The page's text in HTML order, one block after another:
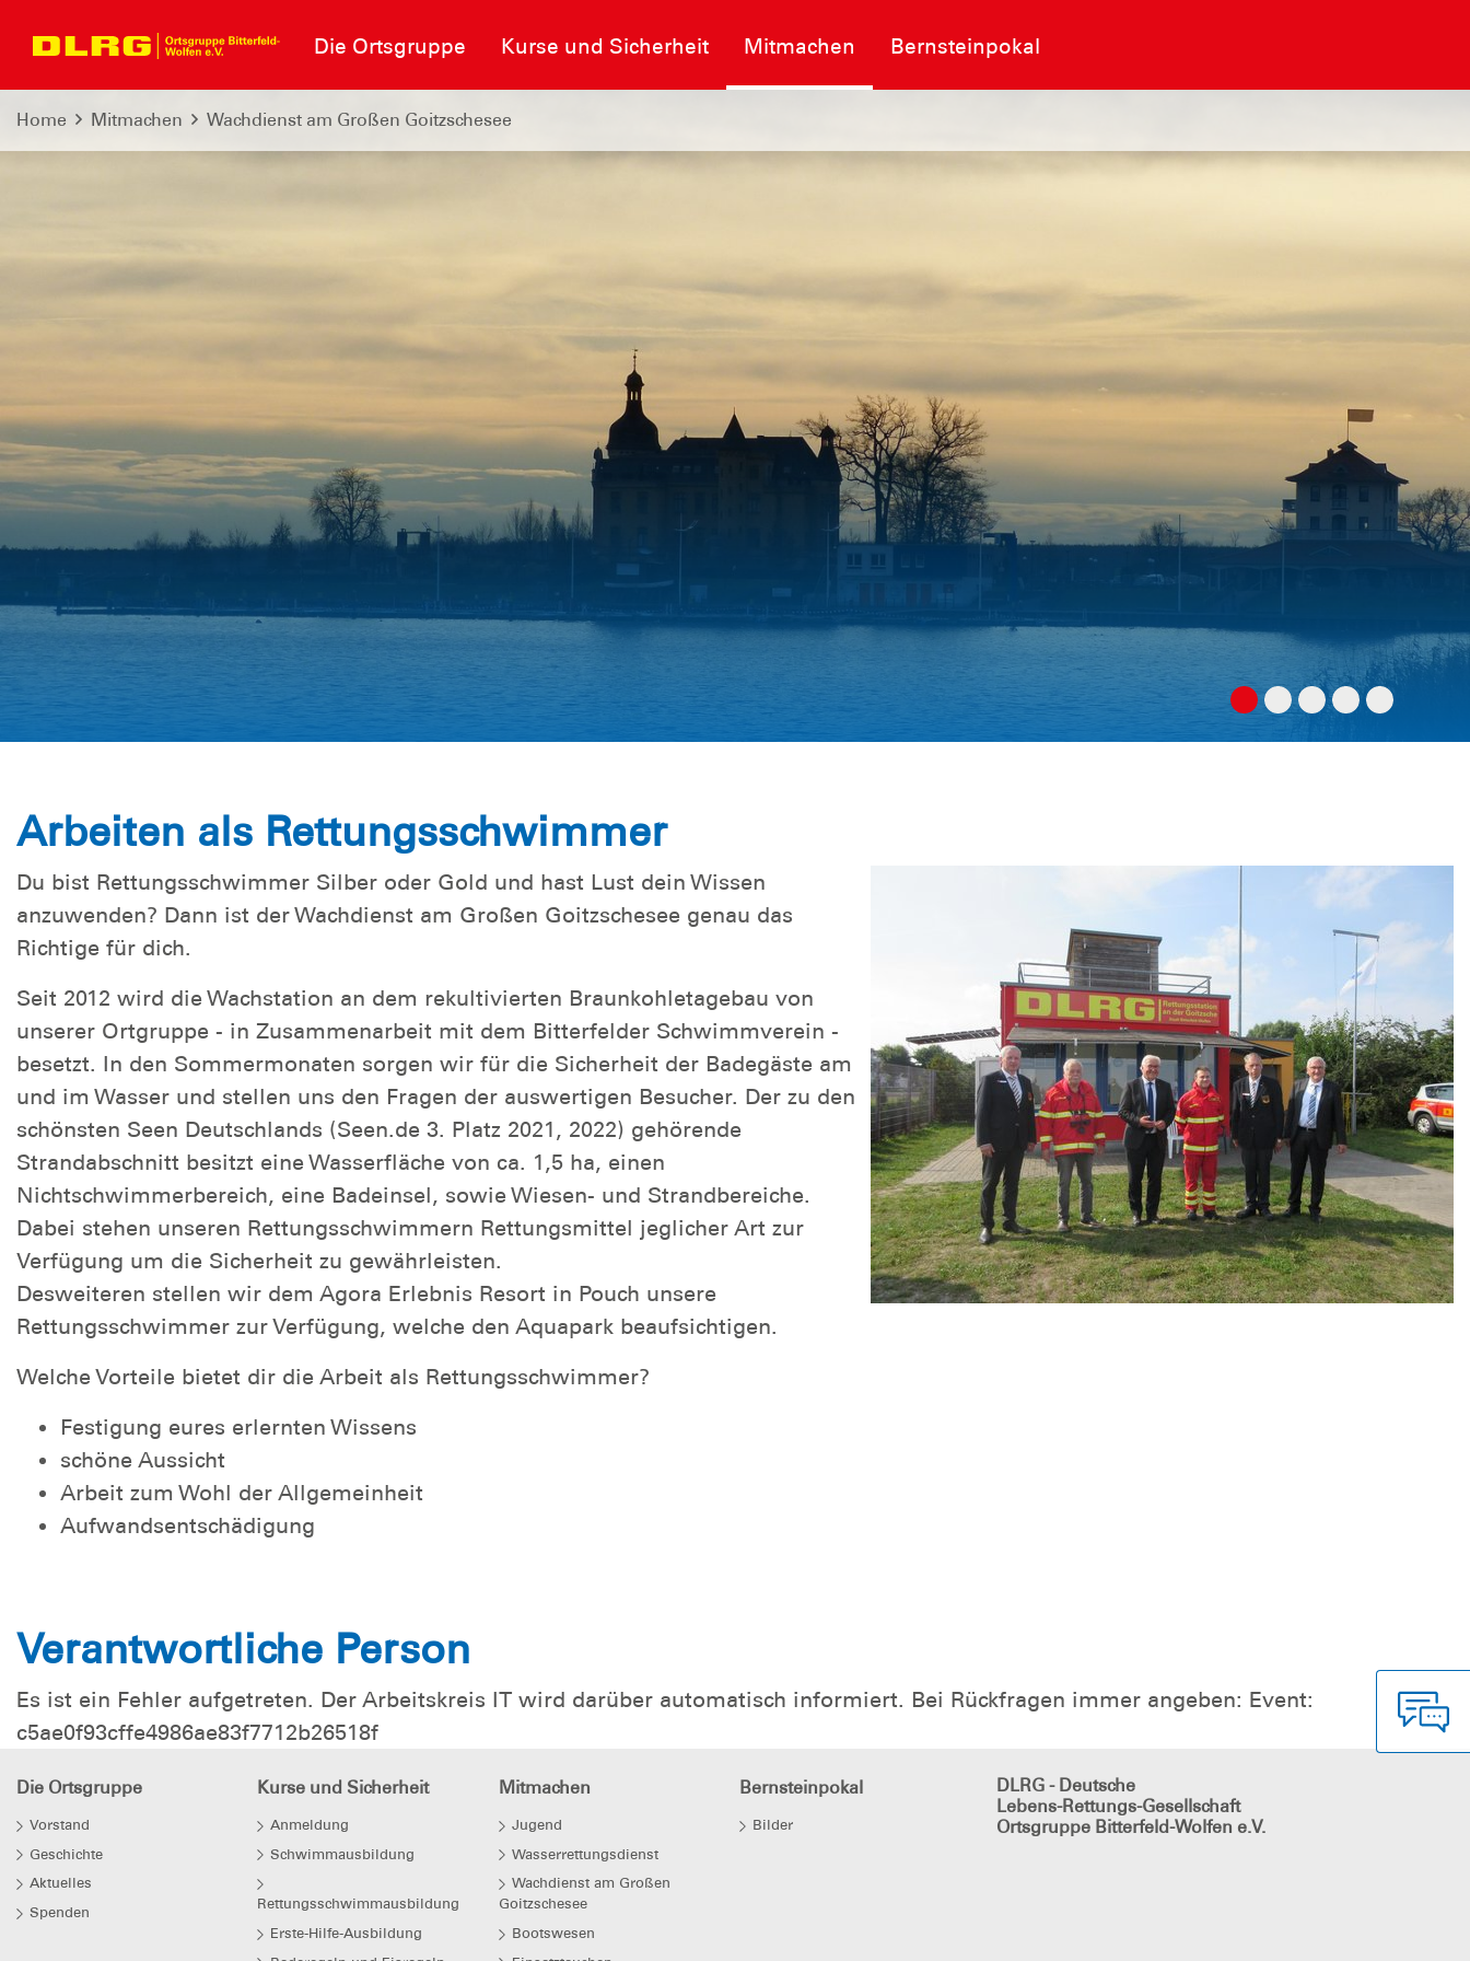
Die Ortsgruppe Kurse und Sicherheit Mitmachen Bernsteinpokal
Home Mitmachen Wachdienst am Großen Goitzschesee
Schnelle Hilfe auf allen
Gewässern rund um
Bitterfeld
Wasserrettungsdienst
Arbeiten als Rettungsschwimmer
Du bist Rettungsschwimmer Silber oder Gold und hast Lust dein Wissen
anzuwenden? Dann ist der Wachdienst am Großen Goitzschesee genau das
Richtige für dich.
Seit 2012 wird die Wachstation an dem rekultivierten Braunkohletagebau von
unserer Ortgruppe - in Zusammenarbeit mit dem Bitterfelder Schwimmverein -
besetzt. In den Sommermonaten sorgen wir für die Sicherheit der Badegäste am
und im Wasser und stellen uns den Fragen der auswertigen Besucher. Der zu den
schönsten Seen Deutschlands (Seen.de 3. Platz 2021, 2022) gehörende
Strandabschnitt besitzt eine Wasserfläche von ca. 1,5 ha, einen
Nichtschwimmerbereich, eine Badeinsel, sowie Wiesen- und Strandbereiche.
Dabei stehen unseren Rettungsschwimmern Rettungsmittel jeglicher Art zur
Verfügung um die Sicherheit zu gewährleisten.
Desweiteren stellen wir dem Agora Erlebnis Resort in Pouch unsere
Rettungsschwimmer zur Verfügung, welche den Aquapark beaufsichtigen.
Welche Vorteile bietet dir die Arbeit als Rettungsschwimmer?
Festigung eures erlernten Wissens
schöne Aussicht
Arbeit zum Wohl der Allgemeinheit
Aufwandsentschädigung
Verantwortliche Person
Es ist ein Fehler aufgetreten. Der Arbeitskreis IT wird darüber automatisch informiert. Bei Rückfragen immer angeben: Event:
c5ae0f93cffe4986ae83f7712b26518f
Die Ortsgruppe
Vorstand
Geschichte
Aktuelles
Spenden
Kurse und Sicherheit
Anmeldung
Schwimmausbildung
Rettungsschwimmausbildung
Erste-Hilfe-Ausbildung
Mitmachen
Jugend
Wasserrettungsdienst
Wachdienst am Großen
Goitzschesee
Bootswesen
Bernsteinpokal
Bilder
DLRG - Deutsche
Lebens-Rettungs-Gesellschaft
Ortsgruppe Bitterfeld-Wolfen e.V.